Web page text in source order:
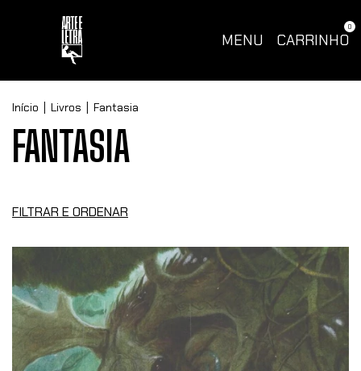
MENU CARRINHO
0
Início Livros Fantasia
FANTASIA
FILTRAR E ORDENAR